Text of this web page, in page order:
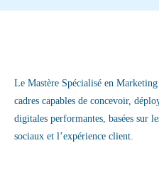
Le Mastère Spécialisé en
cadres capables de concevoir,
digitales performantes, basées sur
sociaux et l’expérience client.